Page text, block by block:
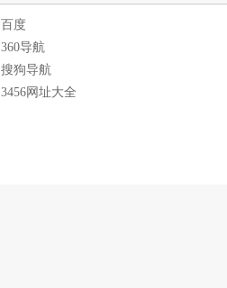
百度
360导航
搜狗导航
3456网址大全